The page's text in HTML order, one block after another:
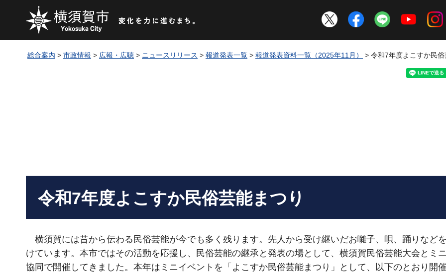
総合案内 > 市政情報 > 広報・広聴 > ニュースリリース > 報道発表一覧 > 報道発表資料一覧（2025年11月） > 令和7年度よこすか民俗
令和7年度よこすか民俗芸能まつり
横須賀には昔から伝わる民俗芸能が今でも多く残ります。先人から受け継いだお囃子、唄、踊りなど
けています。本市ではその活動を応援し、民俗芸能の継承と発表の場として、横須賀民俗芸能大会とミ
協同で開催してきました。本年はミニイベントを「よこすか民俗芸能まつり」として、以下のとおり開